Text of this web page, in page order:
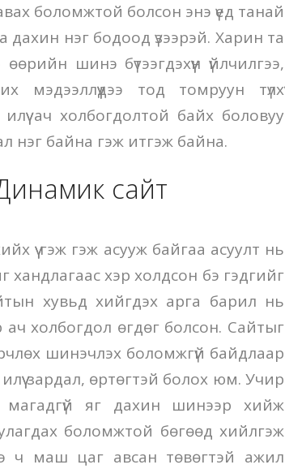
боломжтой болсон энэ үед танай
дахин нэг бодоод үзээрэй. Харин та
шинэ бүтээгдэхүүн үйлчилгээ,
тод томруун түлхүү
ач холбогдолтой байх боловуу
нэг байна гэж итгэж байна.
сайт
үү гэж гэж асууж байгаа асуулт нь
хэр холдсон бэ гэдгийг
хувьд хийгдэх арга барил нь
ач холбогдол өгдөг болсон. Сайтыг
шинэчлэх боломжгүй байдлаар
зардал, өртөгтэй болох юм. Учир
яг дахин шинээр хийж
боломжтой бөгөөд хийлгэж
ч маш цаг авсан төвөгтэй ажил